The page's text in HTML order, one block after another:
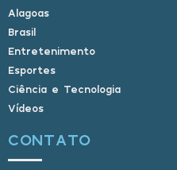
Alagoas
Brasil
Entretenimento
Esportes
Ciência e Tecnologia
Vídeos
CONTATO